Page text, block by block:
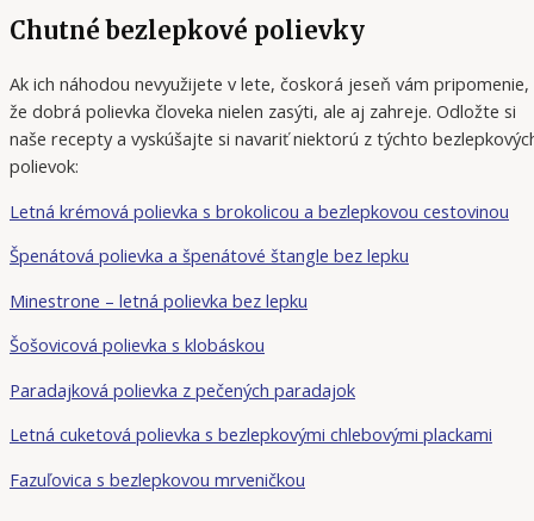
Chutné bezlepkové polievky
Ak ich náhodou nevyužijete v lete, čoskorá jeseň vám pripomenie,
že dobrá polievka človeka nielen zasýti, ale aj zahreje. Odložte si
naše recepty a vyskúšajte si navariť niektorú z týchto
polievok:
Letná krémová polievka s brokolicou a bezlepkovou cestovinou
Špenátová polievka a špenátové štangle bez lepku
Minestrone – letná polievka bez lepku
Šošovicová polievka s klobáskou
Paradajková polievka z pečených paradajok
Letná cuketová polievka s bezlepkovými chlebovými plackami
Fazuľovica s bezlepkovou mrveničkou